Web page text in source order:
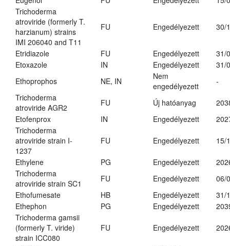
Trichoderma
atroviride (formerly T.
harzianum) strains
IMI 206040 and T11
FU Engedélyezett 30/
Etridiazole FU Engedélyezett
31/
Etoxazole
IN Engedélyezett
31/
Ethoprophos
NE, IN
Nem
engedélyezett
-
Trichoderma
atroviride AGR2
FU Új hatóanyag
Etofenprox
IN Engedélyezett
Trichoderma
atroviride strain I-
1237
FU Engedélyezett 15/
Ethylene PG Engedélyezett
Trichoderma
atroviride strain SC1
FU Engedélyezett
06/
Ethofumesate
HB Engedélyezett
31/
Ethephon
PG Engedélyezett
Trichoderma gamsii
(formerly T. viride)
strain ICC080
FU Engedélyezett